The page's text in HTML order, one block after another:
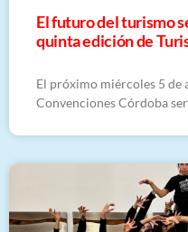
El futuro del turismo
quinta edición de
El próximo miércoles 5 de
Convenciones Córdoba